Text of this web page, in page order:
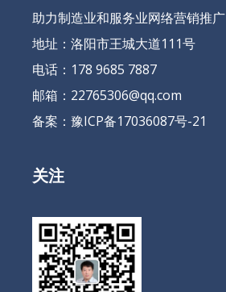
助力制造业和服务业网络营销推广
地址：洛阳市王城大道111号
电话：178 9685 7887
邮箱：22765306@qq.com
备案： 豫ICP备17036087号-21
关注